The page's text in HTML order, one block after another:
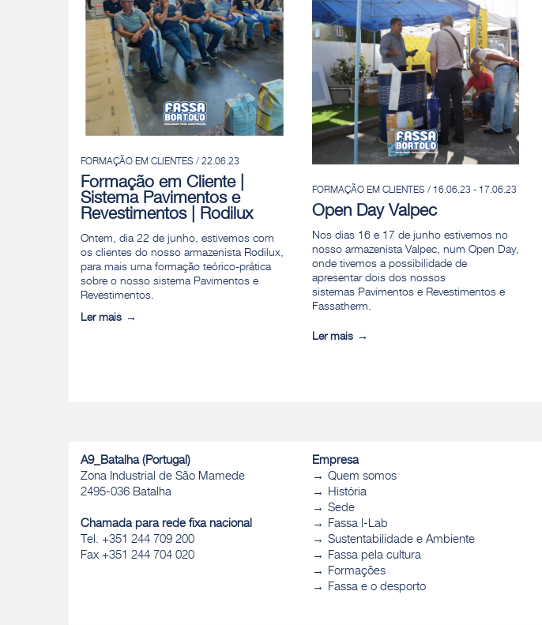
FORMAÇÃO EM CLIENTES / 22.06.23
Formação em Cliente |
Sistema Pavimentos e
Revestimentos | Rodilux
Ontem, dia 22 de junho, estivemos com
os clientes do nosso armazenista Rodilux,
para mais uma formação teórico-prática
sobre o nosso sistema Pavimentos e
Revestimentos.
Ler mais
FORMAÇÃO EM CLIENTES / 16.06.23 - 17.06.23
Open Day Valpec
Nos dias 16 e 17 de junho estivemos no
nosso armazenista Valpec, num Open Day,
onde tivemos a possibilidade de
apresentar dois dos nossos
sistemas Pavimentos e Revestimentos e
Fassatherm.
Ler mais
A9_Batalha (Portugal)
Zona Industrial de São Mamede
2495-036 Batalha
Chamada para rede fixa nacional
Tel. +351 244 709 200
Fax +351 244 704 020
Empresa
Quem somos
História
Sede
Fassa I-Lab
Sustentabilidade e Ambiente
Fassa pela cultura
Formações
Fassa e o desporto